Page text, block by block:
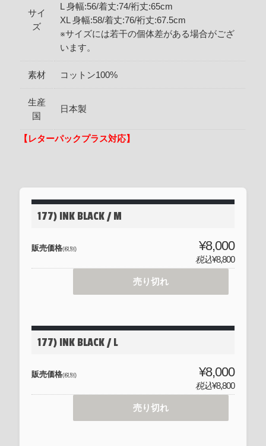
サイ
ズ
L 身幅:56/着丈:74/裄丈:65cm
XL 身幅:58/着丈:76/裄丈:67.5cm
※サイズには若干の個体差がある場合がござ
います。
素材 コットン100%
生産
国
日本製
【レターパックプラス対応】
177) INK BLACK / M
販売価格(税別) ¥8,000
税込¥8,800
売り切れ
177) INK BLACK / L
販売価格(税別) ¥8,000
税込¥8,800
売り切れ